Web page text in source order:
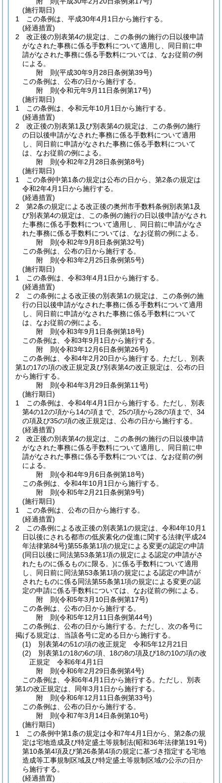
(施行期日)
1
この条例は、平成30年4月1日から施行する。
(経過措置)
2
改正後の別表第4の規定は、この条例の施行の日以後申請
がなされた事務に係る手数料について適用し、同日前に申
請がなされた事務に係る手数料については、なお従前の例
による。
附 則(平成30年9月28日条例第39号)
この条例は、公布の日から施行する。
附 則(令和元年9月11日条例第17号)
(施行期日)
1
この条例は、令和元年10月1日から施行する。
(経過措置)
2
改正後の別表第1及び別表第4の規定は、この条例の施行
の日以後申請がなされた事務に係る手数料について適用
し、同日前に申請がなされた事務に係る手数料について
は、なお従前の例による。
附 則(令和2年2月28日条例第8号)
(施行期日)
1
この条例中第1条の規定は公布の日から、第2条の規定は
令和2年4月1日から施行する。
(経過措置)
2
第2条の規定による改正後の奥州市手数料条例別表第1及
び別表第4の規定は、この条例の施行の日以後申請がなされ
た事務に係る手数料について適用し、同日前に申請がなさ
れた事務に係る手数料については、なお従前の例による。
附 則(令和2年9月8日条例第32号)
この条例は、公布の日から施行する。
附 則(令和3年2月25日条例第5号)
(施行期日)
1
この条例は、令和3年4月1日から施行する。
(経過措置)
2
この条例による改正後の別表第1の規定は、この条例の施
行の日以後申請がなされた事務に係る手数料について適用
し、同日前に申請がなされた事務に係る手数料について
は、なお従前の例による。
附 則(令和3年9月1日条例第18号)
この条例は、令和3年9月1日から施行する。
附 則(令和3年12月6日条例第26号)
この条例は、令和4年2月20日から施行する。 ただし、別表
第1の17の項の改正規定及び別表第4の改正規定は、公布の日
から施行する。
附 則(令和4年3月29日条例第11号)
(施行期日)
1
この条例は、令和4年4月1日から施行する。 ただし、別表
第4の12の項から14の項まで、25の項から28の項まで、34
の項及び35の項の改正規定は、公布の日から施行する。
(経過措置)
2
改正後の別表第4の規定は、この条例の施行の日以後申請
がなされた事務に係る手数料について適用し、同日前に申
請がなされた事務に係る手数料については、なお従前の例
による。
附 則(令和4年9月6日条例第18号)
この条例は、令和4年10月1日から施行する。
附 則(令和5年2月21日条例第9号)
(施行期日)
1
この条例は、公布の日から施行する。
(経過措置)
2
この条例による改正後の別表第1の規定は、令和4年10月1
日以後にされる都市の低炭素化の促進に関する法律(平成24
年法律第84号)第55条第1項の規定による変更の認定の申請
(同日以後に同法第53条第1項の規定による認定の申請がさ
れたものに係るものに限る。)に係る手数料について適用
し、同日前に同法第53条第1項の規定による認定の申請が
されたものに係る同法第55条第1項の規定による変更の認
定の申請に係る手数料については、なお従前の例による。
附 則(令和5年3月10日条例第17号)
この条例は、公布の日から施行する。
附 則(令和5年12月11日条例第44号)
この条例は、公布の日から施行する。 ただし、次の各号に
掲げる規定は、当該各号に定める日から施行する。
(1)
別表第4の51の項の改正規定 令和5年12月21日
(2)
別表第1の18の6の項、18の8の項及び18の10の項の改
正規定 令和6年4月1日
附 則(令和6年2月29日条例第4号)
この条例は、令和6年4月1日から施行する。 ただし、別表
第1の改正規定は、同年3月1日から施行する。
附 則(令和6年12月11日条例第33号)
この条例は、公布の日から施行する。
附 則(令和7年3月14日条例第10号)
(施行期日)
1
この条例中第1条の規定は令和7年4月1日から、第2条の規
定は宅地造成及び特定盛土等規制法(昭和36年法律第191号)
第10条第4項及び第26条第4項の規定に基づき指定する宅地
造成等工事規制区域及び特定盛土等規制区域の公示の日か
ら施行する。
(経過措置)